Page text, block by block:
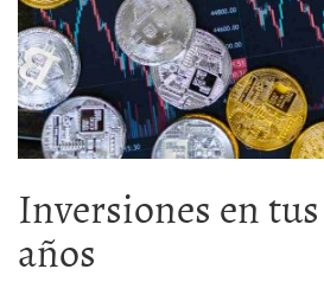
Inversiones en
años